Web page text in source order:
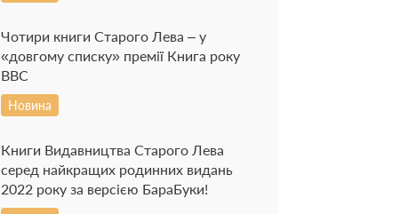
Чотири книги Старого Лева – у
«довгому списку» премії Книга року
ВВС
Новина
Книги Видавництва Старого Лева
серед найкращих родинних видань
2022 року за версією БараБуки!